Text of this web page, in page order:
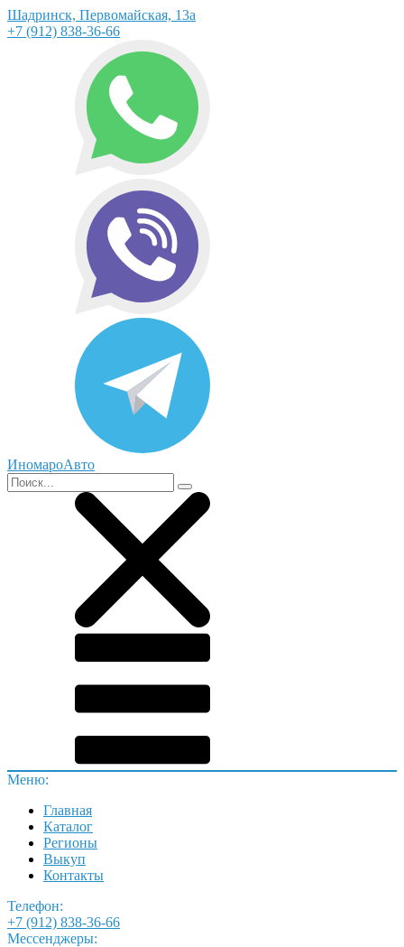
Шадринск, Первомайская, 13а
+7 (912) 838-36-66
ИномароАвто
Меню:
Главная
Каталог
Регионы
Выкуп
Контакты
Телефон:
+7 (912) 838-36-66
Мессенджеры: